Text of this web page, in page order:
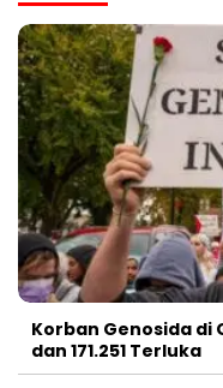
Korban Genosida di
dan 171.251 Terluka